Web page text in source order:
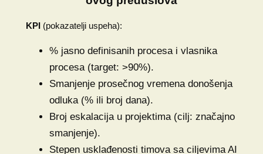
KPI (pokazatelji uspeha):
% jasno definisanih procesa i vlasnika
procesa (target: >90%).
Smanjenje prosečnog vremena donošenja
odluka (% ili broj dana).
Broj eskalacija u projektima (cilj: značajno
smanjenje).
Stepen usklađenosti timova sa ciljevima AI